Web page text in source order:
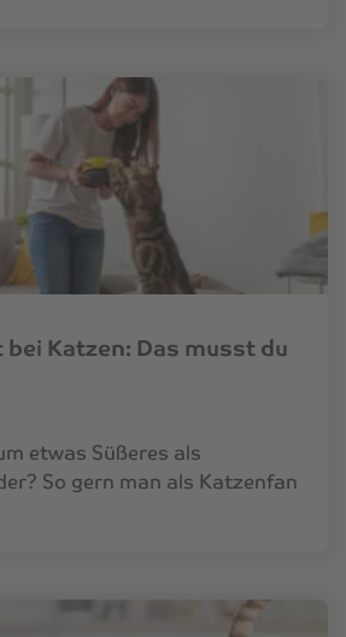
Katzen: Das musst du
etwas Süßeres als
So gern man als Katzenfan